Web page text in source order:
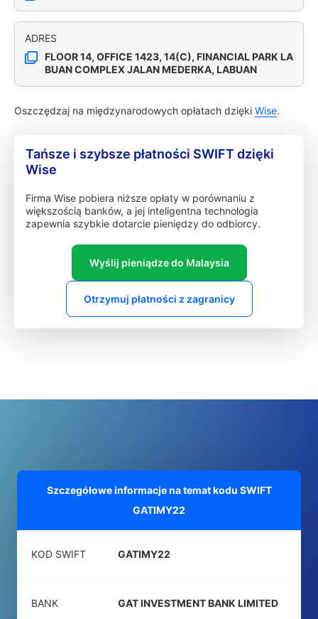
ADRES
FLOOR 14, OFFICE 1423, 14(C), FINANCIAL PARK LA
BUAN COMPLEX JALAN MEDERKA, LABUAN
Oszczędzaj na międzynarodowych opłatach dzięki Wise.
Tańsze i szybsze płatności SWIFT dzięki
Wise
Firma Wise pobiera niższe opłaty w porównaniu z
większością banków, a jej inteligentna technologia
zapewnia szybkie dotarcie pieniędzy do odbiorcy.
Wyślij pieniądze do Malaysia
Otrzymuj płatności z zagranicy
Szczegółowe informacje na temat kodu SWIFT
GATIMY22
KOD SWIFT GATIMY22
BANK GAT INVESTMENT BANK LIMITED